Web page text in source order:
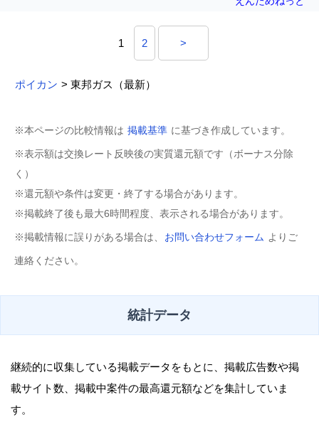
1 2 >
ポイカン > 東邦ガス（最新）
※本ページの比較情報は 掲載基準 に基づき作成しています。
※表示額は交換レート反映後の実質還元額です（ボーナス分除
く）
※還元額や条件は変更・終了する場合があります。
※掲載終了後も最大6時間程度、表示される場合があります。
※掲載情報に誤りがある場合は、 お問い合わせフォーム よりご
連絡ください。
統計データ
継続的に収集している掲載データをもとに、掲載広告数や掲
載サイト数、掲載中案件の最高還元額などを集計していま
す。